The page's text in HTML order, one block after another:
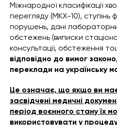
Міжнародної класифікації
перегляду (МКХ-10), ступінь
порушень, дані
обстежень (виписки
консультації, обстеження
відповідно до вимог
переклади на українську
Це означає, що якщо ви
засвідчені медичні
період воєнного стану їх
використовувати у